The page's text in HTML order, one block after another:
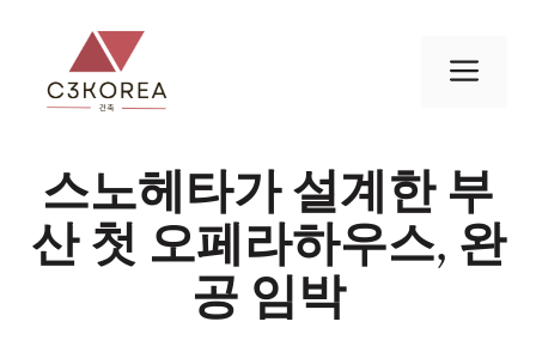
메
스노헤타가 설계한 부
산 첫 오페라하우스, 완
공 임박